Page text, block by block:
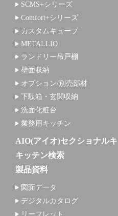
SCMS+シリーズ
Comfort+シリーズ
カスタムキューブ
METALLIO
ランドリー吊戸棚
壁面収納
オプション/別売部材
下駄箱・玄関収納
洗面化粧台
業務用キッチン
AIO(アイオ)セクショナル
キッチン検索
製品資料
図面データ
デジタルカタログ
リーフレット